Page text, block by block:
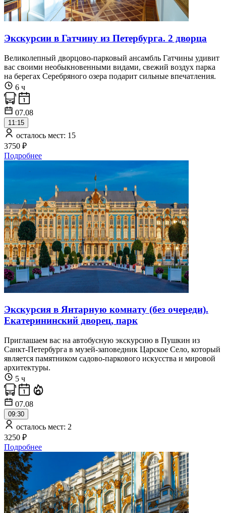
Экскурсии в Гатчину из Петербурга. 2 дворца
Великолепный дворцово-парковый ансамбль Гатчины удивит
вас своими необыкновенными видами, свежий воздух парка
на берегах Серебряного озера подарит сильные впечатления.
6 ч
07.08
11:15
осталось мест: 15
3750 ₽
Подробнее
Экскурсия в Янтарную комнату (без очереди).
Екатерининский дворец, парк
Приглашаем вас на автобусную экскурсию в Пушкин из
Санкт-Петербурга в музей-заповедник Царское Село, который
является памятником садово-паркового искусства и мировой
архитектуры.
5 ч
07.08
09:30
осталось мест: 2
3250 ₽
Подробнее